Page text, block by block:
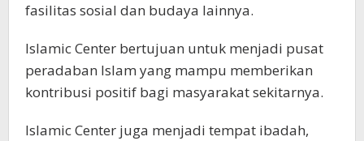
fasilitas sosial dan budaya lainnya.
Islamic Center bertujuan untuk menjadi pusat
peradaban Islam yang mampu memberikan
kontribusi positif bagi masyarakat sekitarnya.
Islamic Center juga menjadi tempat ibadah,